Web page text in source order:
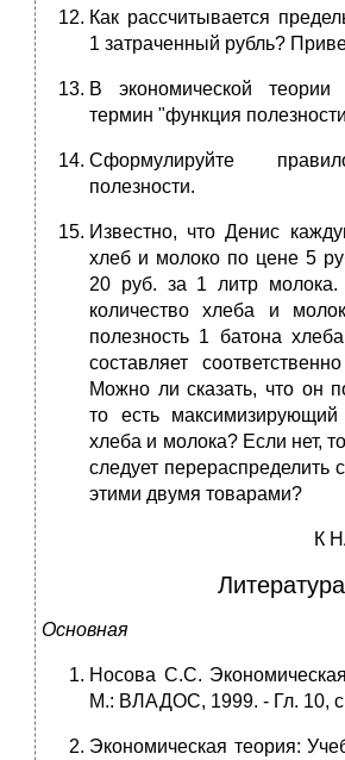
Как рассчитывается
1 затраченный рубль?
В экономической теории
термин "функция
Сформулируйте
полезности.
Известно, что Денис
хлеб и молоко по цене 5
20 руб. за 1 литр молока.
количество хлеба и
полезность 1 батона
составляет
Можно ли сказать, что он
то есть максимизирующий
хлеба и молока? Если нет,
следует перераспределить
этими двумя товарами?
К
Литература
Основная
Носова С.С.
М.: ВЛАДОС, 1999. - Гл. 10,
Экономическая теория: